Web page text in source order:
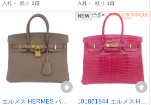
入札 - 残り 1日
ディース
入札 - 残り 1日
エルメス HERMES バー
NEW
101861844 エルメス HE